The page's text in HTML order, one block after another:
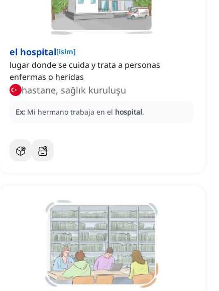
el hospital[isim]
lugar donde se cuida y trata a personas
enfermas o heridas
hastane, sağlık kuruluşu
Ex: Mi hermano trabaja en el hospital.